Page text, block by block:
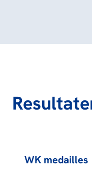
WK medailles